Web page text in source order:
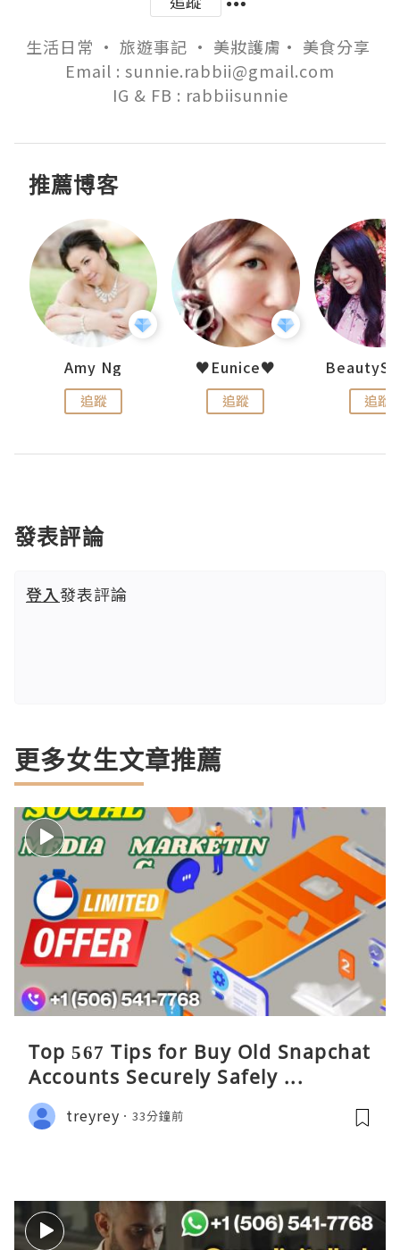
生活日常 • 旅遊事記 • 美妝護膚• 美食分享
Email : sunnie.rabbii@gmail.com
IG & FB : rabbiisunnie
推薦博客
Amy Ng
追蹤
♥Eunice♥
追蹤 追蹤
發表評論
登入發表評論
更多女生文章推薦
Top 567 Tips for Buy Old Snapchat
Accounts Securely Safely ...
treyrey 33分鐘前